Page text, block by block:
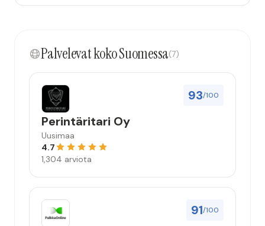
Palvelevat koko Suomessa(7)
93/100
Perintäritari Oy
Uusimaa
4.7
1,304 arviota
91/100